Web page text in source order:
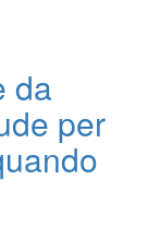
da
per